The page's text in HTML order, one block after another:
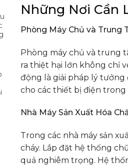
Những Nơi Cần
Phòng Máy Chủ và Trung
Phòng máy chủ và trung
ra thiệt hại lớn không chỉ
động là giải pháp lý tưởng
cho các thiết bị điện
Nhà Máy Sản Xuất Hóa
Trong các nhà máy sản
cháy. Lắp đặt hệ thống
quả nghiêm trọng. Hệ